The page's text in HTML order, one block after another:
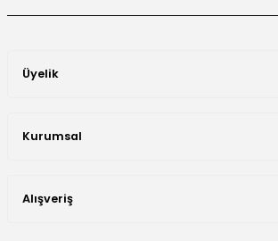
Üyelik
Kurumsal
Alışveriş